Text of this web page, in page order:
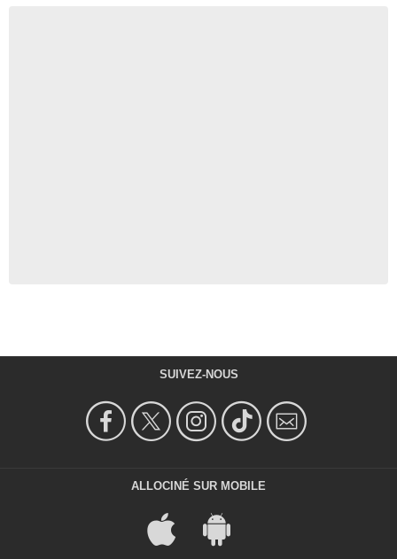
SUIVEZ-NOUS
ALLOCINÉ SUR MOBILE